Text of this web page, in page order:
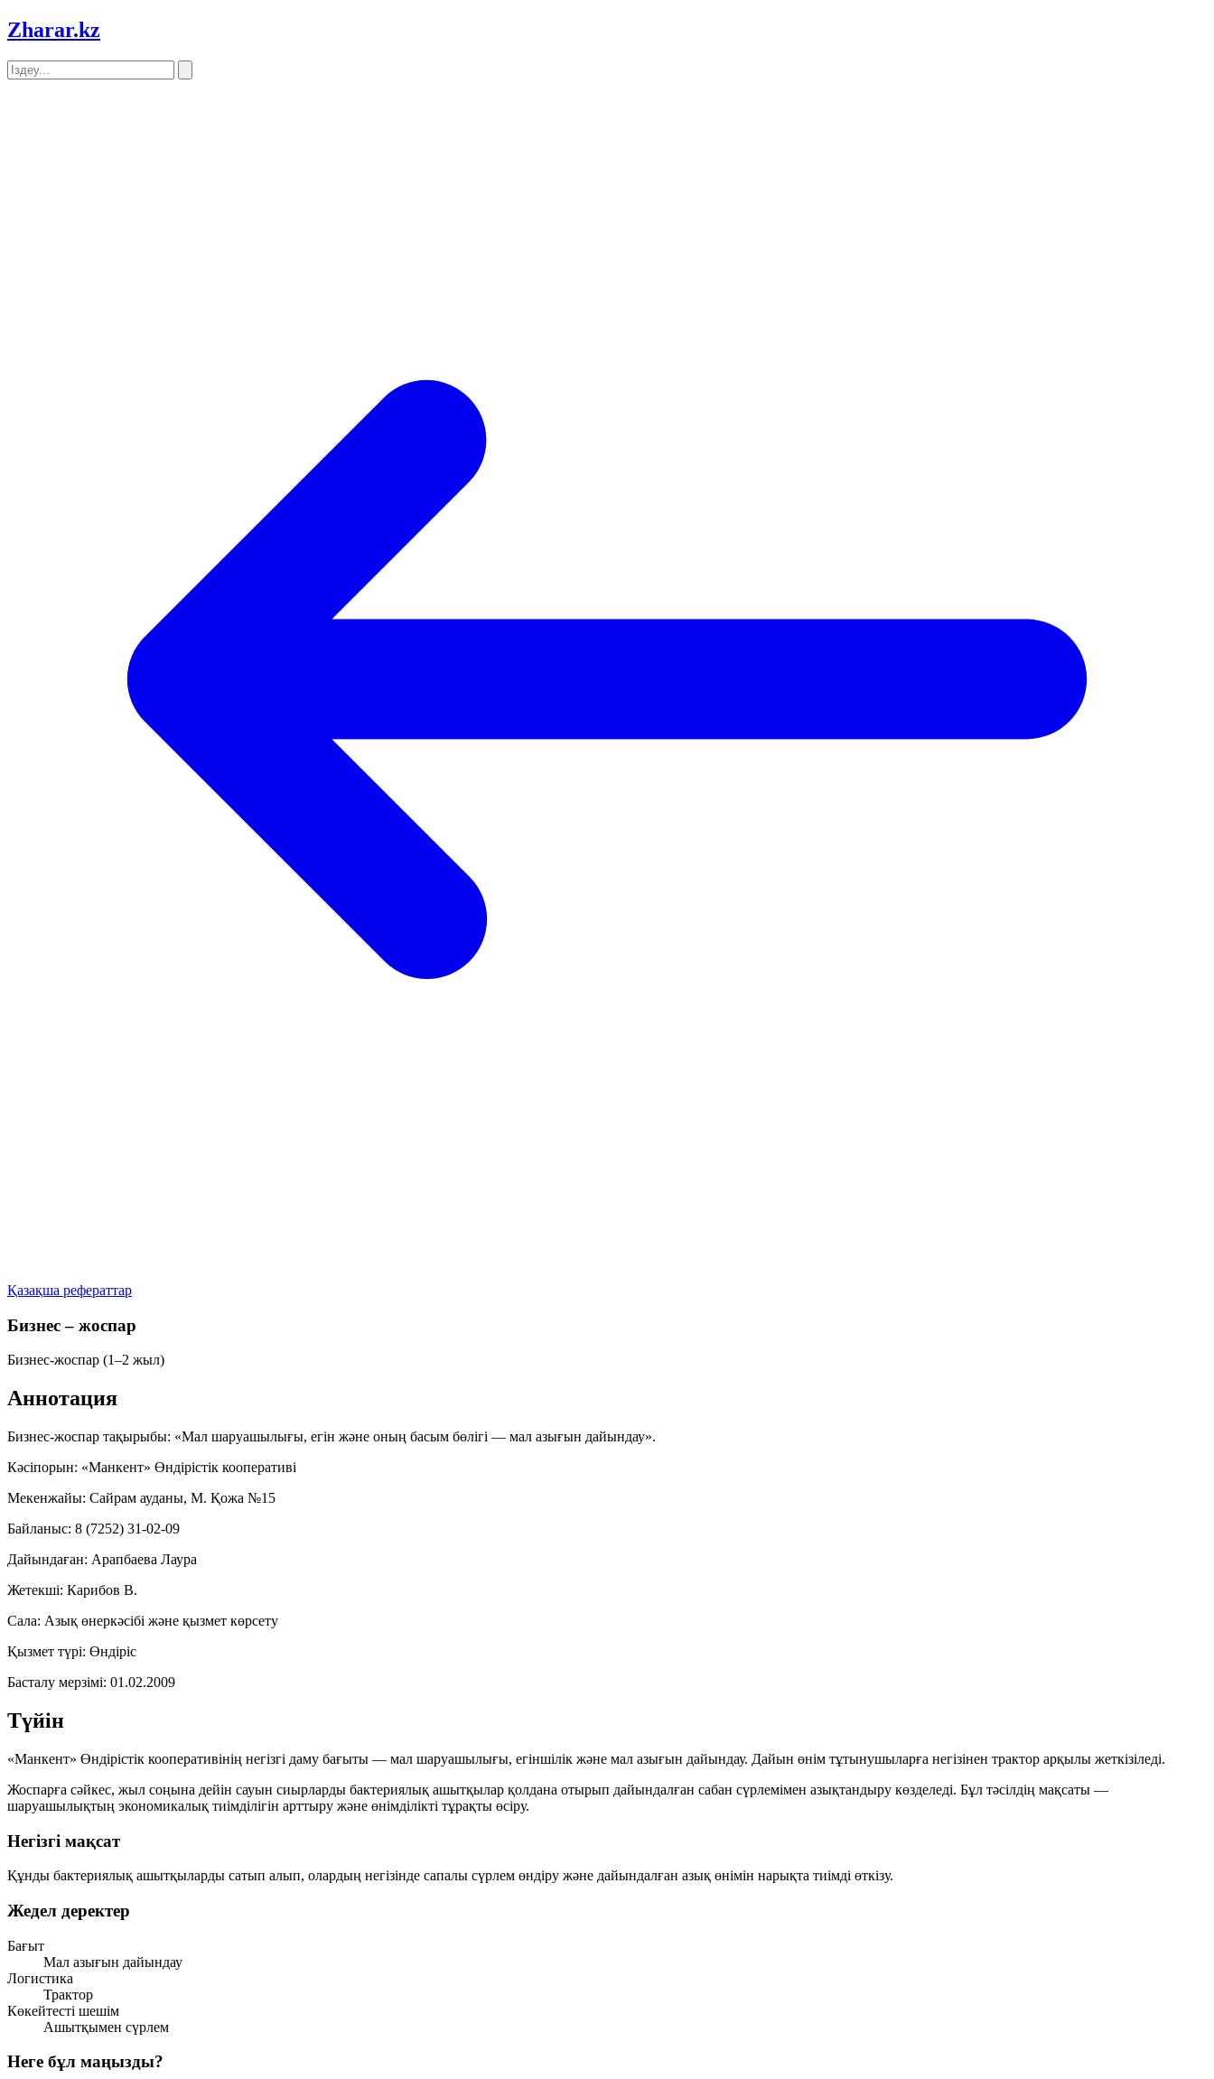
Zharar.kz
Қазақша рефераттар
Бизнес – жоспар
Бизнес-жоспар (1–2 жыл)
Аннотация
Бизнес-жоспар тақырыбы: «Мал шаруашылығы, егін және оның басым бөлігі — мал азығын дайындау».
Кәсіпорын: «Манкент» Өндірістік кооперативі
Мекенжайы: Сайрам ауданы, М. Қожа №15
Байланыс: 8 (7252) 31-02-09
Дайындаған: Арапбаева Лаура
Жетекші: Карибов В.
Сала: Азық өнеркәсібі және қызмет көрсету
Қызмет түрі: Өндіріс
Басталу мерзімі: 01.02.2009
Түйін
«Манкент» Өндірістік кооперативінің негізгі даму бағыты — мал шаруашылығы, егіншілік және мал азығын дайындау. Дайын өнім тұтынушыларға негізінен трактор арқылы жеткізіледі.
Жоспарға сәйкес, жыл соңына дейін сауын сиырларды бактериялық ашытқылар қолдана отырып дайындалған сабан сүрлемімен азықтандыру көзделеді. Бұл тәсілдің мақсаты —
шаруашылықтың экономикалық тиімділігін арттыру және өнімділікті тұрақты өсіру.
Негізгі мақсат
Құнды бактериялық ашытқыларды сатып алып, олардың негізінде сапалы сүрлем өндіру және дайындалған азық өнімін нарықта тиімді өткізу.
Жедел деректер
Бағыт
Мал азығын дайындау
Логистика
Трактор
Көкейтесті шешім
Ашытқымен сүрлем
Неге бұл маңызды?